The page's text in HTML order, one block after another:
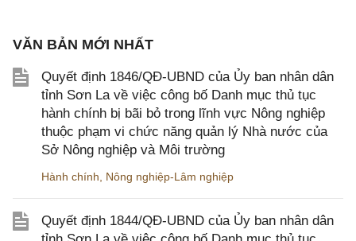
VĂN BẢN MỚI NHẤT
Quyết định 1846/QĐ-UBND của Ủy ban nhân dân
tỉnh Sơn La về việc công bố Danh mục thủ tục
hành chính bị bãi bỏ trong lĩnh vực Nông nghiệp
thuộc phạm vi chức năng quản lý Nhà nước của
Sở Nông nghiệp và Môi trường
Hành chính Nông nghiệp-Lâm nghiệp
Quyết định 1844/QĐ-UBND của Ủy ban nhân dân